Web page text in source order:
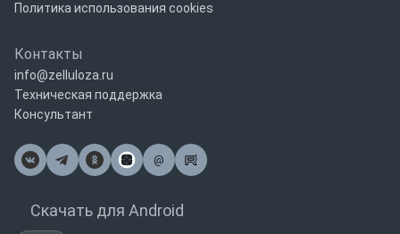
Политика использования cookies
Контакты
info@zelluloza.ru
Техническая поддержка
Консультант
@
Почта
Скачать для Android